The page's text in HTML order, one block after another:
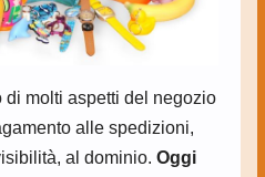
di molti aspetti del negozio
alle spedizioni,
al dominio. Oggi